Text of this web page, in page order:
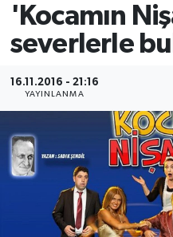
'Kocamın
severlerle
16.11.2016 - 21:16
YAYINLANMA
Spor
Eğitim
Siyaset
Resmi Reklamlar
Tekirdağ
Ekonomi
Tekirdağ Trafik
Süper Lig Puan
Tüm Manşetler
Son Dakika
Haber Arşivi